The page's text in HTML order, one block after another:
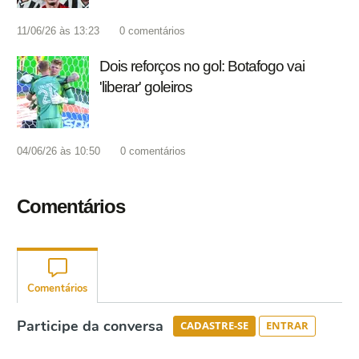
11/06/26 às 13:23 0 comentários
Dois reforços no gol: Botafogo vai
'liberar' goleiros
04/06/26 às 10:50 0 comentários
Comentários